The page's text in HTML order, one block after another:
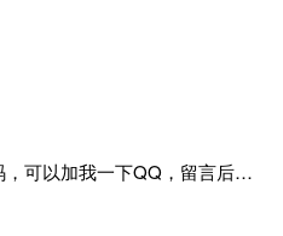
可以的，已经重置密码，可以加我一下QQ，留言后我就发密码给你。